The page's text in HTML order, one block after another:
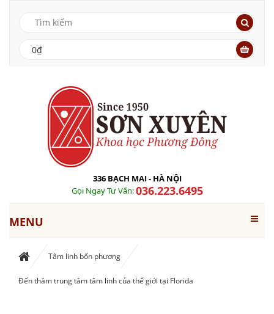
0₫
336 BẠCH MAI - HÀ NỘI
Gọi Ngay Tư Vấn:036.223.6495
MENU
Tâm linh bốn phương
Đến thăm trung tâm tâm linh của thế giới tại Florida